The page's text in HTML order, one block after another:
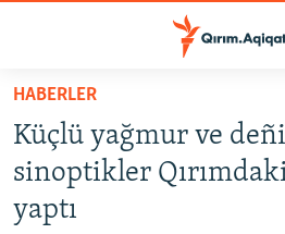
Esas
qaytmaq
Baş
navigatsiyağa
qaytmaq
HABERLER
SİYASET
İQTİSADİYAT
HABERLER
Küçlü yağmur ve
sinoptikler
yaptı